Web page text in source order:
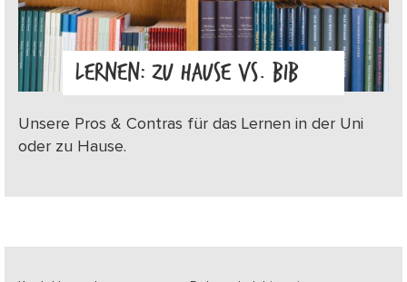
LERNEN: ZU HAUSE VS. BIB
Unsere Pros & Contras für das Lernen in der Uni
oder zu Hause.